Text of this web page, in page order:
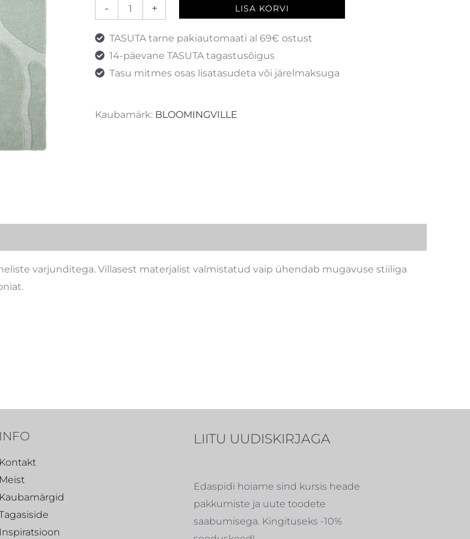
- + LISA KORVI
TASUTA tarne pakiautomaati al 69€ ostust
14-päevane TASUTA tagastusõigus
Tasu mitmes osas lisatasudeta või järelmaksuga
Kaubamärk: BLOOMINGVILLE
varjunditega. Villasest materjalist valmistatud vaip ühendab mugavuse stiiliga
INFO
Kontakt
Meist
Kaubamärgid
Inspiratsioon
LIITU UUDISKIRJAGA
Edaspidi hoiame sind kursis heade
pakkumiste ja uute toodete
saabumisega. Kingituseks -10%